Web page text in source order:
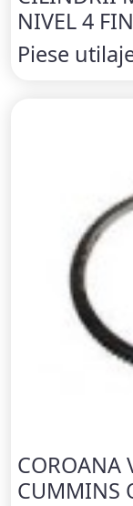
NIVEL 4
Piese
COROANA
CUMMINS